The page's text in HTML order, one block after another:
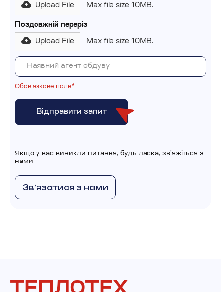
Upload File Max file size 10MB.
Поздовжній переріз
Upload File Max file size 10MB.
Обовʼязкове поле*
Якщо у вас виникли питання, будь ласка, звʼяжіться з
нами
Звʼязатися з нами